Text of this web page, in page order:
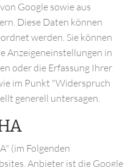
Google sowie aus
Diese Daten können
werden. Sie können
Anzeigeneinstellungen in
oder die Erfassung Ihrer
im Punkt "Widerspruch
generell untersagen.
(im Folgenden
Anbieter ist die Google